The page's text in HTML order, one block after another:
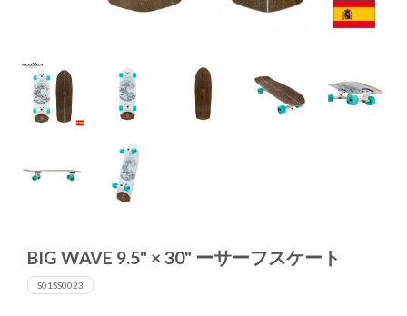
BIG WAVE 9.5" × 30" ーサーフスケート
S01SS0023